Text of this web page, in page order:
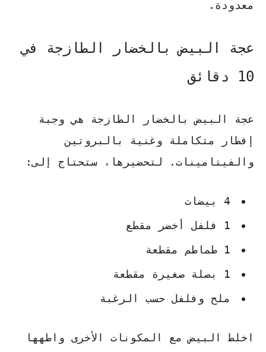
معدودة.
عجة البيض بالخضار الطازجة في
10 دقائق
عجة البيض بالخضار الطازجة هي وجبة
إفطار متكاملة وغنية بالبروتين
والفيتامينات. لتحضيرها، ستحتاج إلى:
4 بيضات
1 فلفل أخضر مقطع
1 طماطم مقطعة
1 بصلة صغيرة مقطعة
ملح وفلفل حسب الرغبة
اخلط البيض مع المكونات الأخرى واطهها